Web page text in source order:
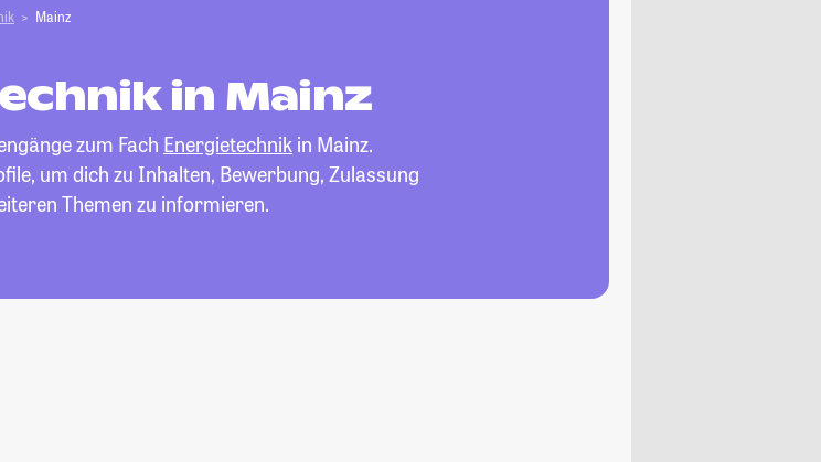
Mainz
in Mainz
zum Fach Energietechnik in Mainz.
um dich zu Inhalten, Bewerbung, Zulassung
Themen zu informieren.